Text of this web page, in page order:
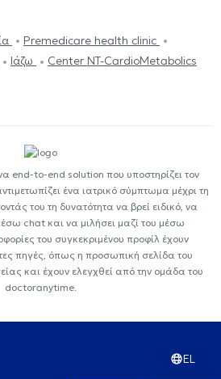
Premedicare health clinic
Ιάζω Center NT-CardioMetabolics
end-to-end solution που υποστηρίζει τον
ένα ιατρικό σύμπτωμα μέχρι τη
του τη δυνατότητα να βρεί ειδικό, να
chat και να μιλήσει μαζί του μέσω
του συγκεκριμένου προφίλ έχουν
πηγές, όπως η προσωπική σελίδα του
και έχουν ελεγχθεί από την ομάδα του
doctoranytime.
EL